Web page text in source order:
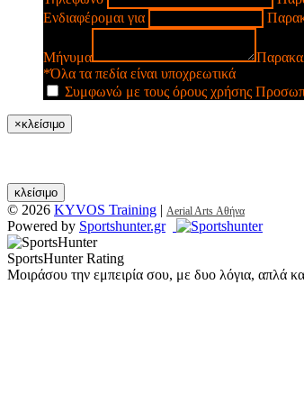
Ενδιαφέρομαι για
Μήνυμα
*Όλα τα πεδία είναι υποχρεωτικά
Συμφωνώ με τους όρους χρήσης
×κλείσιμο
κλείσιμο
© 2026 KYVOS Training | Aerial Arts Αθήνα
Powered by Sportshunter.gr
SportsHunter Rating
Μοιράσου την εμπειρία σου, με δυο λόγια, απλά